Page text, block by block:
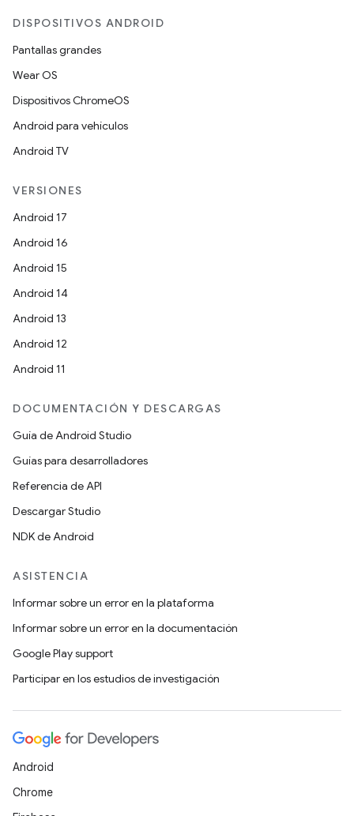
DISPOSITIVOS ANDROID
Pantallas grandes
Wear OS
Dispositivos ChromeOS
Android para vehículos
Android TV
VERSIONES
Android 17
Android 16
Android 15
Android 14
Android 13
Android 12
Android 11
DOCUMENTACIÓN Y DESCARGAS
Guía de Android Studio
Guías para desarrolladores
Referencia de API
Descargar Studio
NDK de Android
ASISTENCIA
Informar sobre un error en la plataforma
Informar sobre un error en la documentación
Google Play support
Participar en los estudios de investigación
Android
Chrome